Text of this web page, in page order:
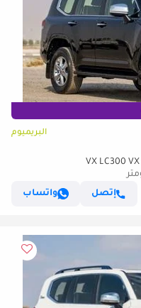
البريميوم
إتصل
واتساب